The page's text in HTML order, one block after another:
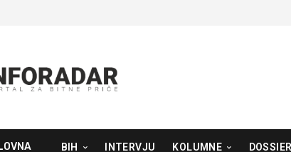
BIH INTERVJU KOLUMNE DOSSIER